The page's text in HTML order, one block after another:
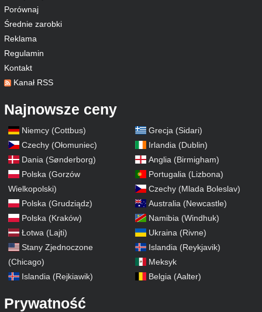
Porównaj
Średnie zarobki
Reklama
Regulamin
Kontakt
Kanał RSS
Najnowsze ceny
Niemcy (Cottbus)
Czechy (Ołomuniec)
Dania (Sønderborg)
Polska (Gorzów
Wielkopolski)
Polska (Grudziądz)
Polska (Kraków)
Łotwa (Lajti)
Stany Zjednoczone
(Chicago)
Islandia (Rejkiawik)
Grecja (Sidari)
Irlandia (Dublin)
Anglia (Birmigham)
Portugalia (Lizbona)
Czechy (Mlada Boleslav)
Australia (Newcastle)
Namibia (Windhuk)
Ukraina (Rivne)
Islandia (Reykjavik)
Meksyk
Belgia (Aalter)
Prywatność